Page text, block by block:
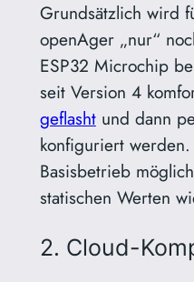
Grundsätzlich wird
openAger „nur“
ESP32 Microchip
seit Version 4
geflashtund dann
konfiguriert
Basisbetrieb
statischen Werten
2. Cloud-